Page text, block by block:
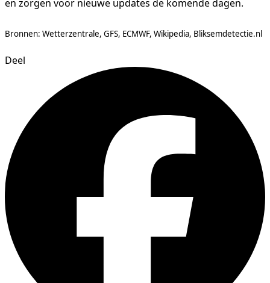
en zorgen voor nieuwe updates de komende dagen.
Bronnen: Wetterzentrale, GFS, ECMWF, Wikipedia, Bliksemdetectie.nl
Deel